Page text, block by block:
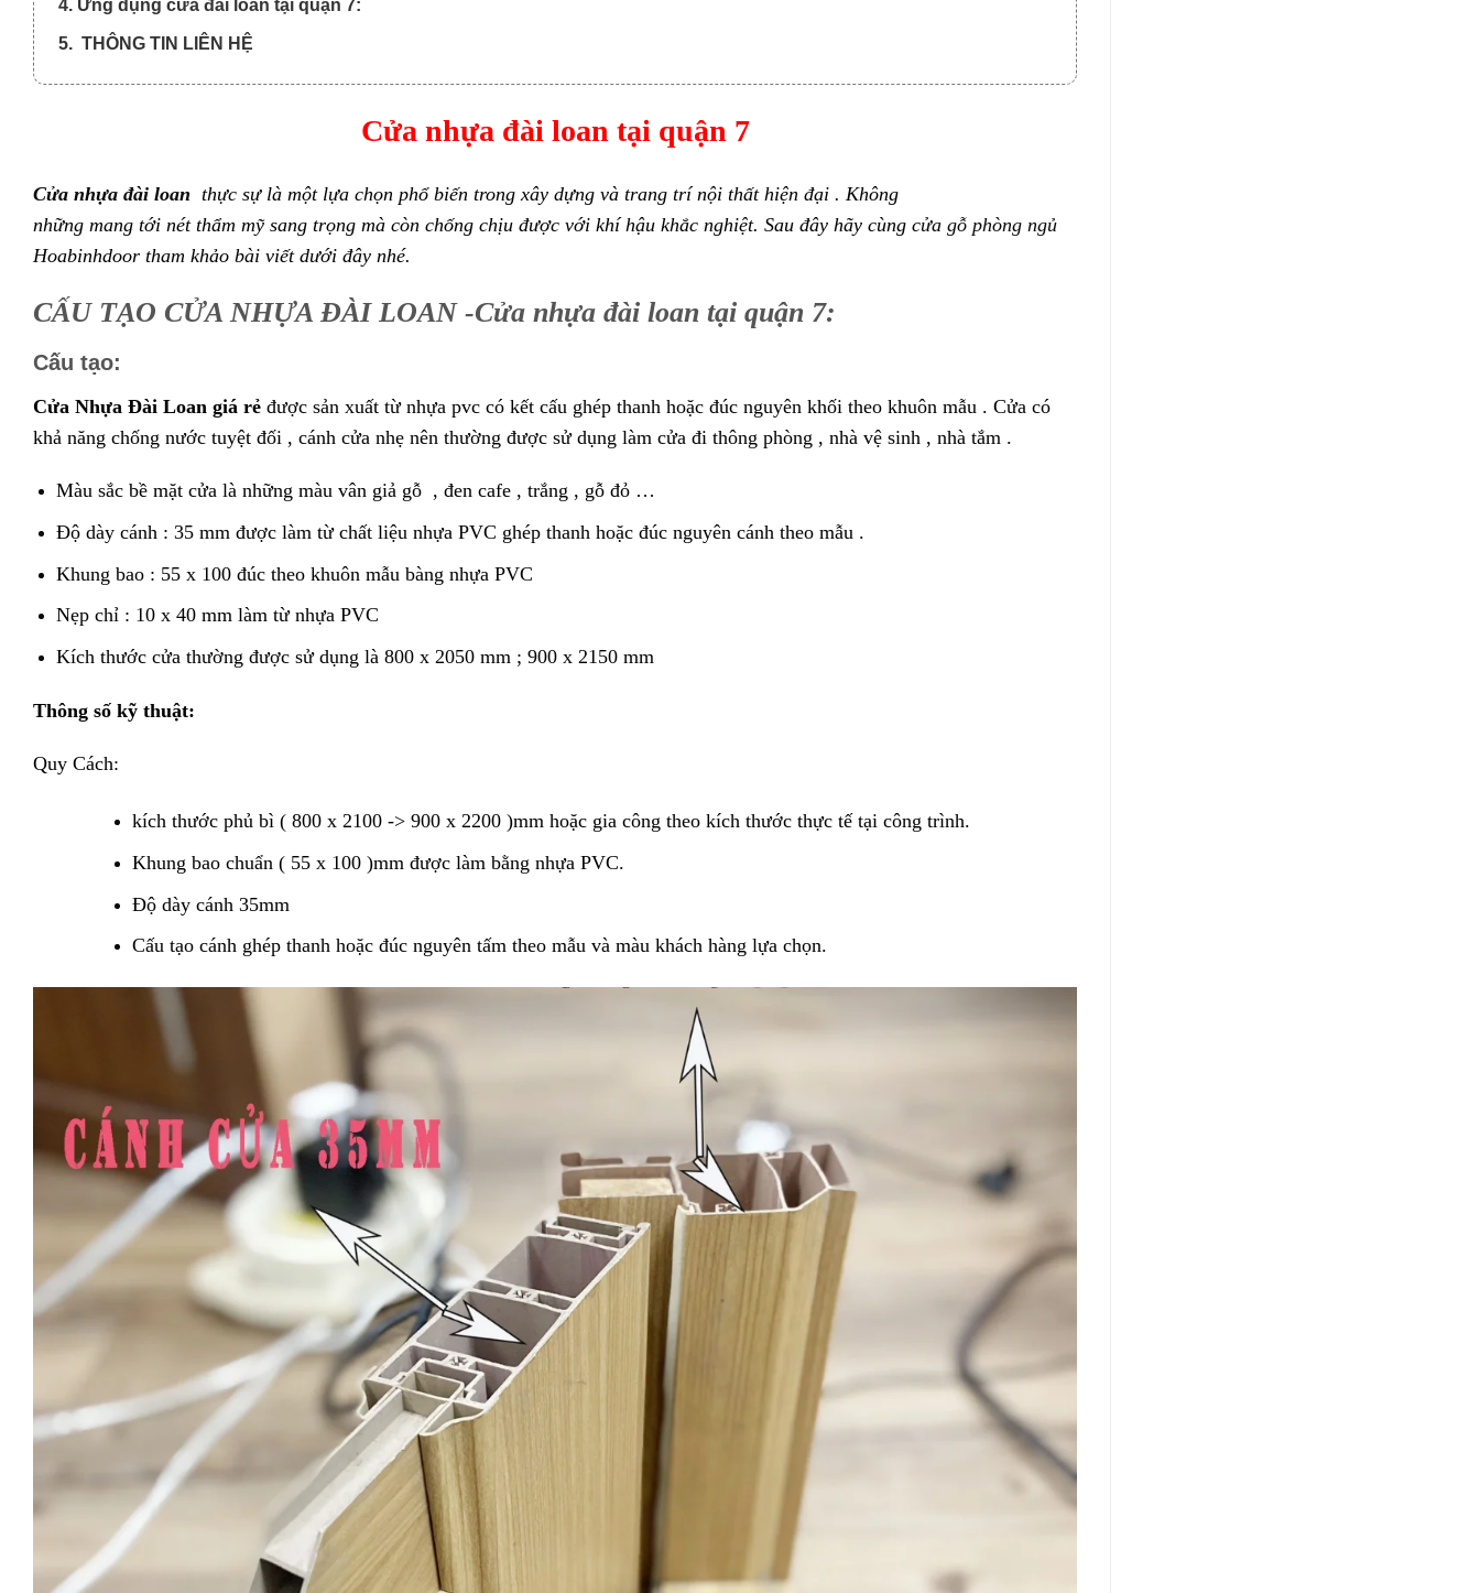
4. Ứng dụng cửa đài loan tại quận 7:
5. THÔNG TIN LIÊN HỆ
Cửa nhựa đài loan tại quận 7
Cửa nhựa đài loan thực sự là một lựa chọn phổ biến trong xây dựng và trang trí nội thất hiện đại . Không
những mang tới nét thẩm mỹ sang trọng mà còn chống chịu được với khí hậu khắc nghiệt. Sau đây hãy cùng cửa gỗ phòng ngủ
Hoabinhdoor tham khảo bài viết dưới đây nhé.
CẤU TẠO CỬA NHỰA ĐÀI LOAN -Cửa nhựa đài loan tại quận 7:
Cấu tạo:
Cửa Nhựa Đài Loan giá rẻ được sản xuất từ nhựa pvc có kết cấu ghép thanh hoặc đúc nguyên khối theo khuôn mẫu . Cửa có
khả năng chống nước tuyệt đối , cánh cửa nhẹ nên thường được sử dụng làm cửa đi thông phòng , nhà vệ sinh , nhà tắm .
Màu sắc bề mặt cửa là những màu vân giả gỗ , đen cafe , trắng , gỗ đỏ …
Độ dày cánh : 35 mm được làm từ chất liệu nhựa PVC ghép thanh hoặc đúc nguyên cánh theo mẫu .
Khung bao : 55 x 100 đúc theo khuôn mẫu bàng nhựa PVC
Nẹp chỉ : 10 x 40 mm làm từ nhựa PVC
Kích thước cửa thường được sử dụng là 800 x 2050 mm ; 900 x 2150 mm
Thông số kỹ thuật:
Quy Cách:
kích thước phủ bì ( 800 x 2100 -> 900 x 2200 )mm hoặc gia công theo kích thước thực tế tại công trình.
Khung bao chuẩn ( 55 x 100 )mm được làm bằng nhựa PVC.
Độ dày cánh 35mm
Cấu tạo cánh ghép thanh hoặc đúc nguyên tấm theo mẫu và màu khách hàng lựa chọn.